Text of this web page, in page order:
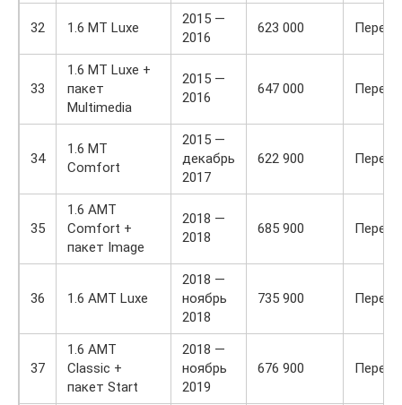
32 1.6 MT Luxe
2015 —
2016
623 000
33
1.6 MT Luxe +
пакет
Multimedia
2015 —
2016
647 000
34
1.6 MT
Comfort
2015 —
декабрь
2017
622 900
35
1.6 AMT
Comfort +
пакет Image
2018 —
2018
685 900
36 1.6 AMT Luxe
2018 —
ноябрь
2018
735 900
37
1.6 AMT
Classic +
пакет Start
2018 —
ноябрь
2019
676 900